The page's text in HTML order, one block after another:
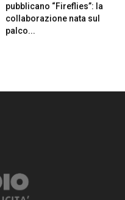
pubblicano “Fireflies”: la
collaborazione nata sul
palco...